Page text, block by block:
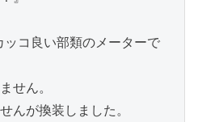
コ良い部類のメーターで
せん。
んが換装しました。